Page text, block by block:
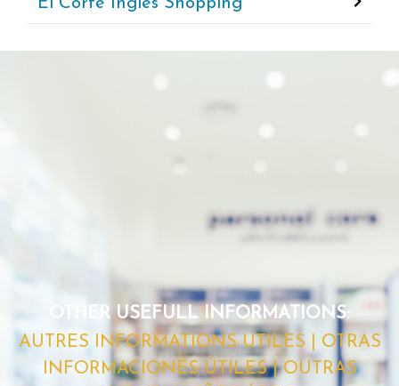
El Corte Inglês Shopping
OTHER USEFULL INFORMATIONS:
AUTRES INFORMATIONS UTILES | OTRAS
INFORMACIONES ÚTILES | OUTRAS